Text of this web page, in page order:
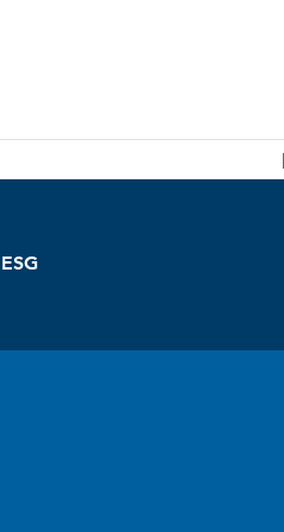
ESG